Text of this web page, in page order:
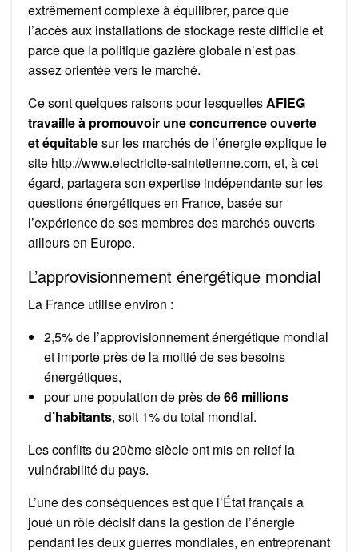
extrêmement complexe à équilibrer, parce que
l’accès aux installations de stockage reste difficile et
parce que la politique gazière globale n’est pas
assez orientée vers le marché.
Ce sont quelques raisons pour lesquellesAFIEG
travaille à promouvoir une concurrence ouverte
et équitablesur les marchés de l’énergie explique le
site http://www.electricite-saintetienne.com, et, à cet
égard, partagera son expertise indépendante sur les
questions énergétiques en France, basée sur
l’expérience de ses membres des marchés ouverts
ailleurs en Europe.
L’approvisionnement énergétique mondial
La France utilise environ :
2,5% de l’approvisionnement énergétique mondial
et importe près de la moitié de ses besoins
énergétiques,
pour une population de près de66 millions
d’habitants, soit 1% du total mondial.
Les conflits du 20ème siècle ont mis en relief la
vulnérabilité du pays.
L’une des conséquences est que l’État français a
joué un rôle décisif dans la gestion de l’énergie
pendant les deux guerres mondiales, en entreprenant